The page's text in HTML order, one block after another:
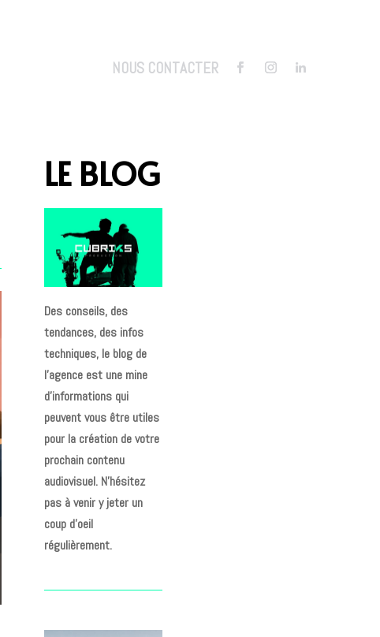
NOUS CONTACTER
LE BLOG
Des conseils, des
tendances, des infos
techniques, le blog de
l’agence est une mine
d’informations qui
peuvent vous être utiles
pour la création de votre
prochain contenu
audiovisuel. N’hésitez
pas à venir y jeter un
coup d’oeil
régulièrement.